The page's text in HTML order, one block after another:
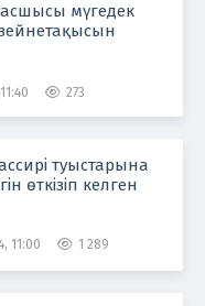
мүгедек
273
туыстарына
өткізіп келген
11:00 1 289